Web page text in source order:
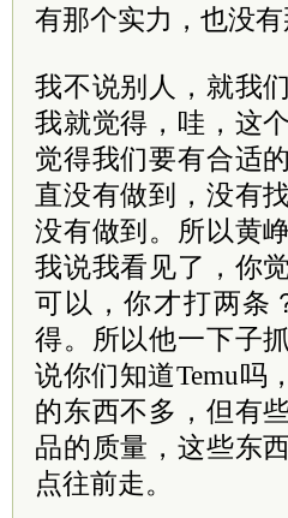
有那个实力，也没
我不说别人，就我
我就觉得，哇，这
觉得我们要有合适
直没有做到，没有
没有做到。所以黄
我说我看见了，你
可以，你才打两条
得。所以他一下子
说你们知道Temu吗
的东西不多，但有
品的质量，这些东
点往前走。